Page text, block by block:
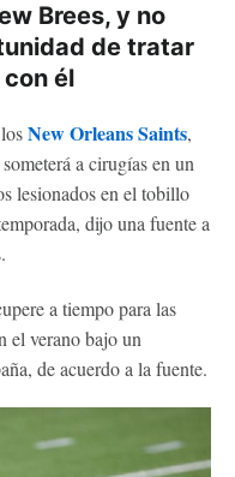
Brees, y no
de tratar
él
New Orleans Saints,
a cirugías en un
lesionados en el tobillo
dijo una fuente a
a tiempo para las
el verano bajo un
de acuerdo a la fuente.